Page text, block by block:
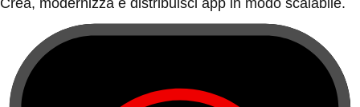
Crea, modernizza e distribuisci app in modo scalabile.